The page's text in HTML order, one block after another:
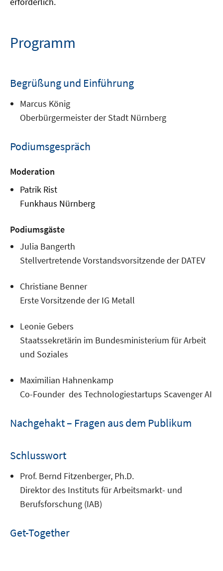
Programm
Begrüßung und Einführung
Marcus König
Oberbürgermeister der Stadt Nürnberg
Podiumsgespräch
Moderation
Patrik Rist
Funkhaus Nürnberg
Podiumsgäste
Julia Bangerth
Stellvertretende Vorstandsvorsitzende der DATEV
Christiane Benner
Erste Vorsitzende der IG Metall
Leonie Gebers
Staatssekretärin im Bundesministerium für Arbeit
und Soziales
Maximilian Hahnenkamp
Co-Founder des Technologiestartups Scavenger AI
Nachgehakt – Fragen aus dem Publikum
Schlusswort
Prof. Bernd Fitzenberger, Ph.D.
Direktor des Instituts für Arbeitsmarkt- und
Berufsforschung (IAB)
Get-Together